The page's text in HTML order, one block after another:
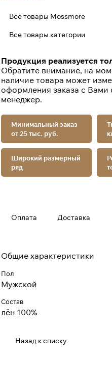
Все товары Mossmore
Все товары категории
Продукция реализуется
Обратите внимание, на
наличие товара может
оформления заказа с Вами
менеджер.
Минимальный заказ
от 25 тыс. руб.
Широкий размерный
ряд
Оплата Доставка
Общие характеристики
Пол
Мужской
Состав
лён 100%
Назад к списку